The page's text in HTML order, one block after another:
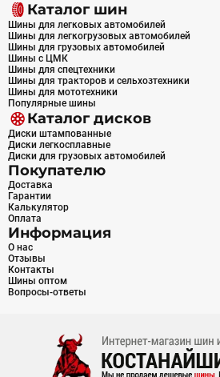
Каталог шин
Шины для легковых автомобилей
Шины для легкогрузовых автомобилей
Шины для грузовых автомобилей
Шины с ЦМК
Шины для спецтехники
Шины для тракторов и сельхозтехники
Шины для мототехники
Популярные шины
Каталог дисков
Диски штампованные
Диски легкосплавные
Диски для грузовых автомобилей
Покупателю
Доставка
Гарантии
Калькулятор
Оплата
Информация
О нас
Отзывы
Контакты
Шины оптом
Вопросы-ответы